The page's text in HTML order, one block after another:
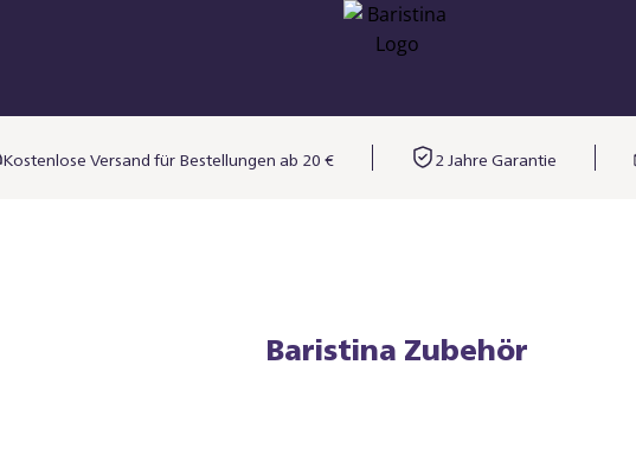
Kostenlose Versand für Bestellungen ab 20 € 2 Jahre Garantie
Baristina Zubehör